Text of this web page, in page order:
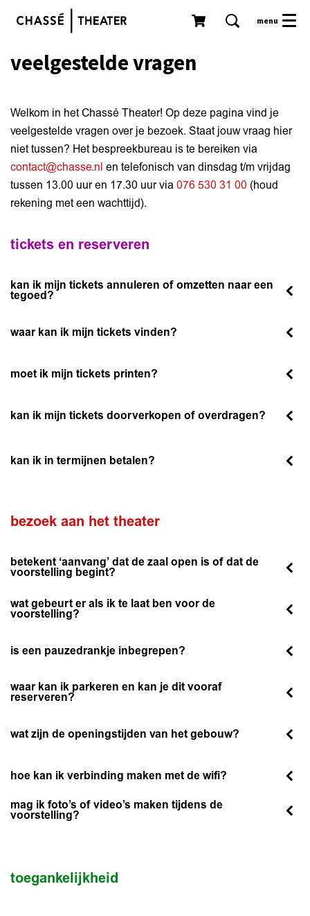
menu
veelgestelde vragen
Welkom in het Chassé Theater! Op deze pagina vind je
veelgestelde vragen over je bezoek. Staat jouw vraag hier
niet tussen? Het bespreekbureau is te bereiken via
contact@chasse.nl en telefonisch van dinsdag t/m vrijdag
tussen 13.00 uur en 17.30 uur via 076 530 31 00 (houd
rekening met een wachttijd).
tickets en reserveren
kan ik mijn tickets annuleren of omzetten naar een
tegoed?
waar kan ik mijn tickets vinden?
moet ik mijn tickets printen?
kan ik mijn tickets doorverkopen of overdragen?
kan ik in termijnen betalen?
bezoek aan het theater
betekent ‘aanvang’ dat de zaal open is of dat de
voorstelling begint?
wat gebeurt er als ik te laat ben voor de
voorstelling?
is een pauzedrankje inbegrepen?
waar kan ik parkeren en kan je dit vooraf
reserveren?
wat zijn de openingstijden van het gebouw?
hoe kan ik verbinding maken met de wifi?
mag ik foto’s of video’s maken tijdens de
voorstelling?
toegankelijkheid